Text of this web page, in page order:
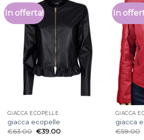
In offerta!
GIACCA ECOPELLE
giacca ecopelle
€63.00 €39.00
In
GIACCA
giacca
€59.00